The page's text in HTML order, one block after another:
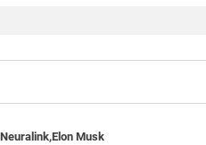
Neuralink,Elon Musk